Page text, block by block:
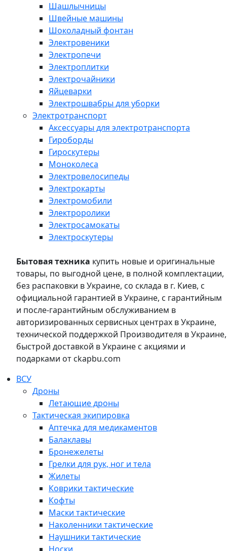
Шашлычницы
Швейные машины
Шоколадный фонтан
Электровеники
Электропечи
Электроплитки
Электрочайники
Яйцеварки
Электрошвабры для уборки
Электротранспорт
Аксессуары для электротранспорта
Гироборды
Гироскутеры
Моноколеса
Электровелосипеды
Электрокарты
Электромобили
Электроролики
Электросамокаты
Электроскутеры
Бытовая техника купить новые и оригинальные
товары, по выгодной цене, в полной комплектации,
без распаковки в Украине, со склада в г. Киев, с
официальной гарантией в Украине, с гарантийным
и после-гарантийным обслуживанием в
авторизированных сервисных центрах в Украине,
технической поддержкой Производителя в Украине,
быстрой доставкой в Украине с акциями и
подарками от ckapbu.com
ВСУ
Дроны
Летающие дроны
Тактическая экипировка
Аптечка для медикаментов
Балаклавы
Бронежелеты
Грелки для рук, ног и тела
Жилеты
Коврики тактические
Кофты
Маски тактические
Наколенники тактические
Наушники тактические